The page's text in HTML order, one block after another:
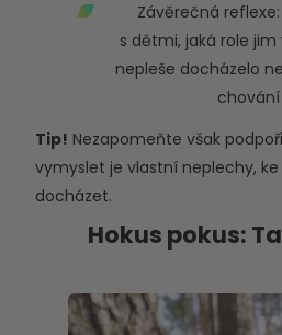
Závěrečná
s dětmi, jaká role
nepleše docházelo
Tip! Nezapomeňte však
vymyslet je vlastní neplechy,
docházet.
Hokus pokus: